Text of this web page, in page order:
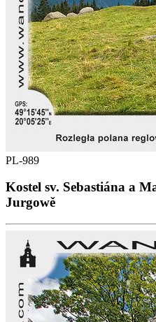
PL-989
Kostel sv. Sebastiána a
Jurgowě